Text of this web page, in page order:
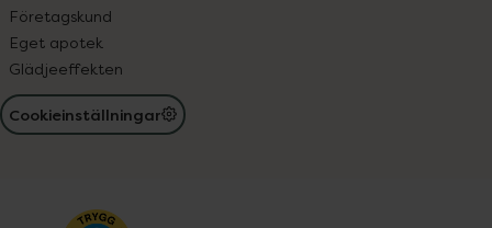
Företagskund
Eget apotek
Glädjeeffekten
Cookieinställningar